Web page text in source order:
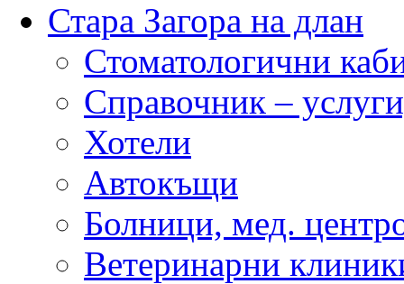
Стара Загора на длан
Стоматологични
Справочник –
Хотели
Автокъщи
Болници, мед.
Ветеринарни